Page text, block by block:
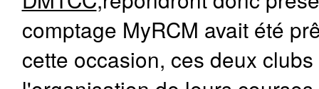
comptage MyRCM avait été
cette occasion, ces deux